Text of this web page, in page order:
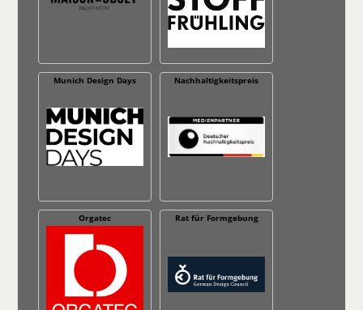
Munich Design Days Nachhaltig­keitspreis
Orgatec Rat für Formgebung